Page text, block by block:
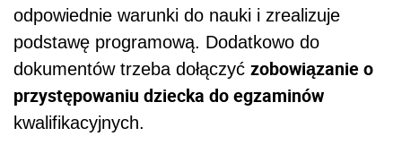
odpowiednie warunki do nauki i zrealizuje
podstawę programową. Dodatkowo do
dokumentów trzeba dołączyć zobowiązanie o
przystępowaniu dziecka do egzaminów
kwalifikacyjnych.